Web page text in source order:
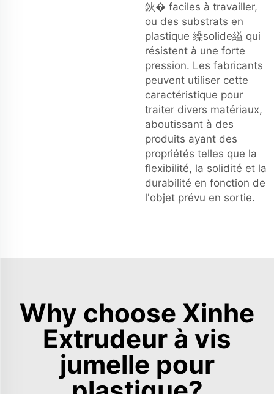
鈥� faciles à travailler,
ou des substrats en
plastique 繰solide縊 qui
résistent à une forte
pression. Les fabricants
peuvent utiliser cette
caractéristique pour
traiter divers matériaux,
aboutissant à des
produits ayant des
propriétés telles que la
flexibilité, la solidité et la
durabilité en fonction de
l'objet prévu en sortie.
Why choose Xinhe
Extrudeur à vis
jumelle pour